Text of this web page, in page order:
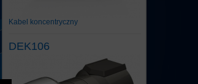
Kabel koncentryczny
DEK106